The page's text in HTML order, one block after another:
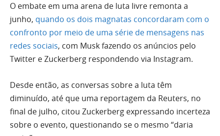
O embate em uma arena de luta livre remonta a
junho, quando os dois magnatas concordaram com o
confronto por meio de uma série de mensagens nas
redes sociais, com Musk fazendo os anúncios pelo
Twitter e Zuckerberg respondendo via Instagram.
Desde então, as conversas sobre a luta têm
diminuído, até que uma reportagem da Reuters, no
final de julho, citou Zuckerberg expressando incerteza
sobre o evento, questionando se o mesmo “daria